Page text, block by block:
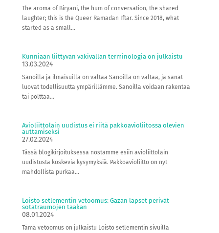
The aroma of Biryani, the hum of conversation, the shared
laughter; this is the Queer Ramadan Iftar. Since 2018, what
started as a small...
Kunniaan liittyvän väkivallan terminologia on julkaistu
13.03.2024
Sanoilla ja ilmaisuilla on valtaa Sanoilla on valtaa, ja sanat
luovat todellisuutta ympärillämme. Sanoilla voidaan rakentaa
tai polttaa...
Avioliittolain uudistus ei riitä pakkoavioliitossa olevien
auttamiseksi
27.02.2024
Tässä blogikirjoituksessa nostamme esiin avioliittolain
uudistusta koskevia kysymyksiä. Pakkoavioliitto on nyt
mahdollista purkaa...
Loisto setlementin vetoomus: Gazan lapset perivät
sotatraumojen taakan
08.01.2024
Tämä vetoomus on julkaistu Loisto setlementin sivuilla